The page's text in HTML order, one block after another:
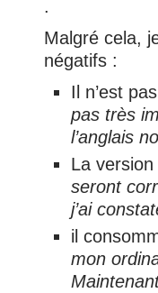
.
Malgré cela,
négatifs :
Il n’est
pas très
l’anglais
La
seront
j’ai
il
mon